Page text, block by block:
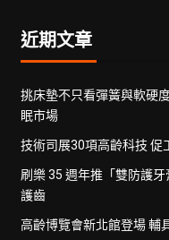
近期文章
挑床墊不只看彈簧與軟硬
眠市場
技術司展30項高齡科技 促
刷樂 35 週年推「雙防護
護齒
高齡博覽會新北館登場 輔